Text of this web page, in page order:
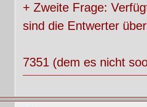
+ Zweite Frage:
sind die Entwerter
7351 (dem es nicht